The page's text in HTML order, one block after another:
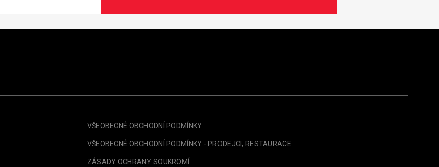
VŠEOBECNÉ OBCHODNÍ PODMÍNKY
VŠEOBECNÉ OBCHODNÍ PODMÍNKY - PRODEJCI, RESTAURACE
ZÁSADY OCHRANY SOUKROMÍ